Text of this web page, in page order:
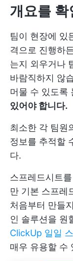
개요를 확
팀이 현장에 있
격으로 진행하
는지 외우거나
바람직하지 않
머물 수 있도록
있어야 합니다.
최소한 각 팀원
정보를 추적할
다.
스프레드시트
만 기본 스프레
처음부터 만들
인 솔루션을 원
ClickUp 일일
매우 유용할 수